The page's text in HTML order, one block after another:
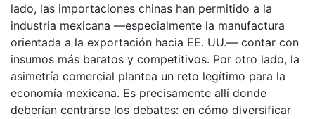
lado, las importaciones chinas han permitido a la
industria mexicana —especialmente la manufactura
orientada a la exportación hacia EE. UU.— contar con
insumos más baratos y competitivos. Por otro lado, la
asimetría comercial plantea un reto legítimo para la
economía mexicana. Es precisamente allí donde
deberían centrarse los debates: en cómo diversificar